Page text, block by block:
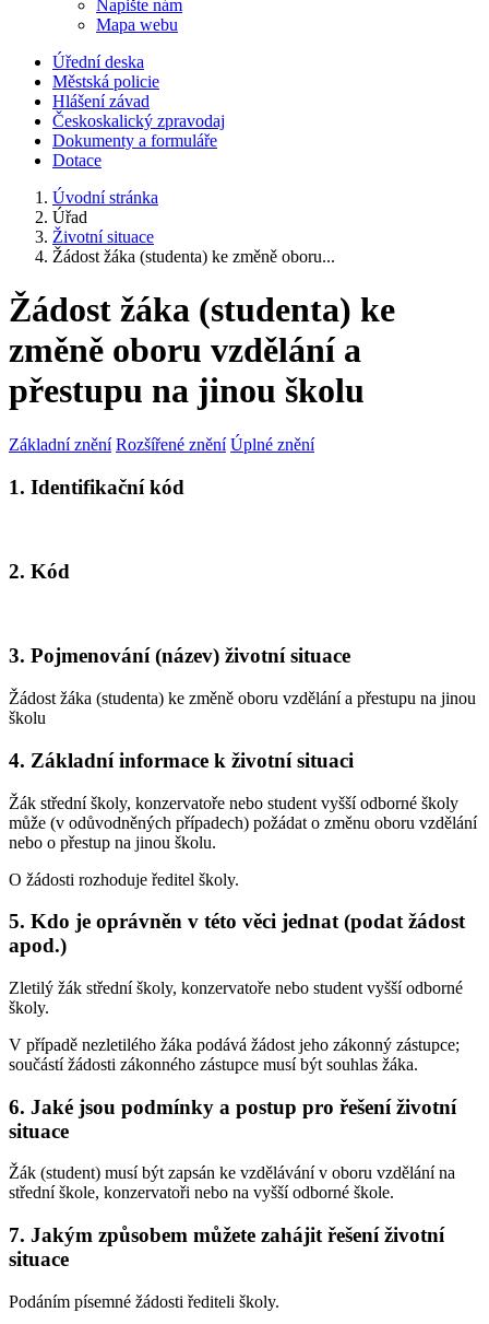
Napište nám
Mapa webu
Úřední deska
Městská policie
Hlášení závad
Českoskalický zpravodaj
Dokumenty a formuláře
Dotace
Úvodní stránka
Úřad
Životní situace
Žádost žáka (studenta) ke změně oboru...
Žádost žáka (studenta) ke
změně oboru vzdělání a
přestupu na jinou školu
Základní znění Rozšířené znění Úplné znění
1. Identifikační kód
2. Kód
3. Pojmenování (název) životní situace
Žádost žáka (studenta) ke změně oboru vzdělání a přestupu na jinou
školu
4. Základní informace k životní situaci
Žák střední školy, konzervatoře nebo student vyšší odborné školy
může (v odůvodněných případech) požádat o změnu oboru vzdělání
nebo o přestup na jinou školu.
O žádosti rozhoduje ředitel školy.
5. Kdo je oprávněn v této věci jednat (podat žádost
apod.)
Zletilý žák střední školy, konzervatoře nebo student vyšší odborné
školy.
V případě nezletilého žáka podává žádost jeho zákonný zástupce;
součástí žádosti zákonného zástupce musí být souhlas žáka.
6. Jaké jsou podmínky a postup pro řešení životní
situace
Žák (student) musí být zapsán ke vzdělávání v oboru vzdělání na
střední škole, konzervatoři nebo na vyšší odborné škole.
7. Jakým způsobem můžete zahájit řešení životní
situace
Podáním písemné žádosti řediteli školy.